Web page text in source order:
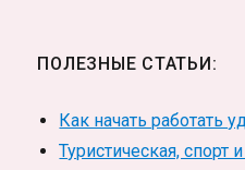
ПОЛЕЗНЫЕ СТАТЬИ:
Как начать работать
Туристическая, спорт